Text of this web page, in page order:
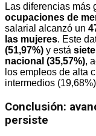
Las diferencias más
ocupaciones de
salarial alcanzó un
las mujeres. Este
(51,97%) y está
nacional (35,57%),
los empleos de alta
intermedios
Conclusión:
persiste